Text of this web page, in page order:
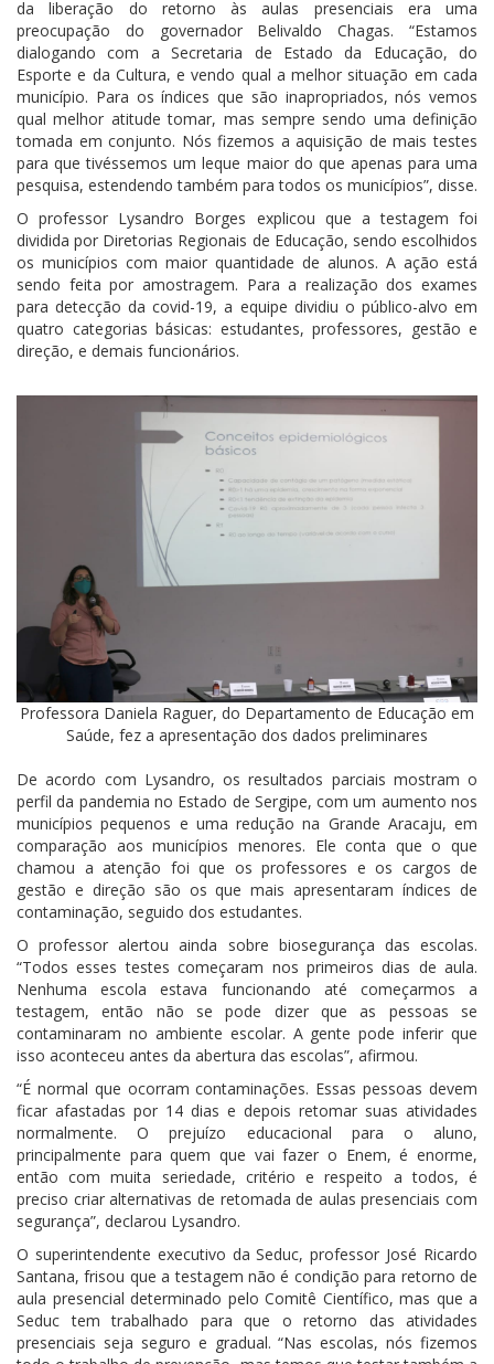
da liberação do retorno às aulas presenciais era uma
preocupação do governador Belivaldo Chagas. “Estamos
dialogando com a Secretaria de Estado da Educação, do
Esporte e da Cultura, e vendo qual a melhor situação em cada
município. Para os índices que são inapropriados, nós vemos
qual melhor atitude tomar, mas sempre sendo uma definição
tomada em conjunto. Nós fizemos a aquisição de mais testes
para que tivéssemos um leque maior do que apenas para uma
pesquisa, estendendo também para todos os municípios”, disse.
O professor Lysandro Borges explicou que a testagem foi
dividida por Diretorias Regionais de Educação, sendo escolhidos
os municípios com maior quantidade de alunos. A ação está
sendo feita por amostragem. Para a realização dos exames
para detecção da covid-19, a equipe dividiu o público-alvo em
quatro categorias básicas: estudantes, professores, gestão e
direção, e demais funcionários.
Professora Daniela Raguer, do Departamento de Educação em
Saúde, fez a apresentação dos dados preliminares
De acordo com Lysandro, os resultados parciais mostram o
perfil da pandemia no Estado de Sergipe, com um aumento nos
municípios pequenos e uma redução na Grande Aracaju, em
comparação aos municípios menores. Ele conta que o que
chamou a atenção foi que os professores e os cargos de
gestão e direção são os que mais apresentaram índices de
contaminação, seguido dos estudantes.
O professor alertou ainda sobre biosegurança das escolas.
“Todos esses testes começaram nos primeiros dias de aula.
Nenhuma escola estava funcionando até começarmos a
testagem, então não se pode dizer que as pessoas se
contaminaram no ambiente escolar. A gente pode inferir que
isso aconteceu antes da abertura das escolas”, afirmou.
“É normal que ocorram contaminações. Essas pessoas devem
ficar afastadas por 14 dias e depois retomar suas atividades
normalmente. O prejuízo educacional para o aluno,
principalmente para quem que vai fazer o Enem, é enorme,
então com muita seriedade, critério e respeito a todos, é
preciso criar alternativas de retomada de aulas presenciais com
segurança”, declarou Lysandro.
O superintendente executivo da Seduc, professor José Ricardo
Santana, frisou que a testagem não é condição para retorno de
aula presencial determinado pelo Comitê Científico, mas que a
Seduc tem trabalhado para que o retorno das atividades
presenciais seja seguro e gradual. “Nas escolas, nós fizemos